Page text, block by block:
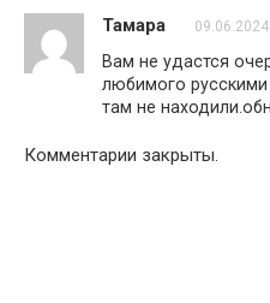
Тамара
Вам не удастся
любимого
там не
Комментарии закрыты.